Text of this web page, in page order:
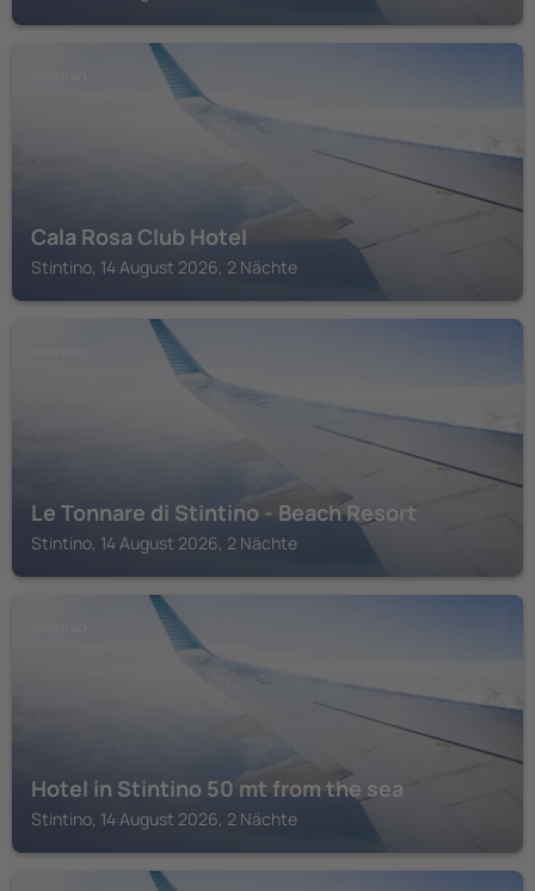
Cala Rosa Club Hotel
Stintino, 14 August 2026, 2 Nächte
Le Tonnare di Stintino - Beach Resort
Stintino, 14 August 2026, 2 Nächte
Hotel in Stintino 50 mt from the sea
Stintino, 14 August 2026, 2 Nächte